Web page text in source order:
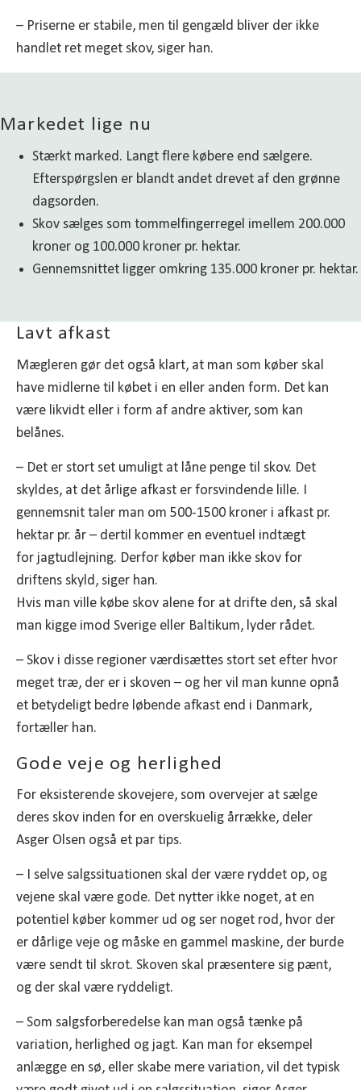
– Priserne er stabile, men til gengæld bliver der ikke
handlet ret meget skov, siger han.
Markedet lige nu
Stærkt marked. Langt flere købere end sælgere.
Efterspørgslen er blandt andet drevet af den grønne
dagsorden.
Skov sælges som tommelfingerregel imellem 200.000
kroner og 100.000 kroner pr. hektar.
Gennemsnittet ligger omkring 135.000 kroner pr. hektar.
Lavt afkast
Mægleren gør det også klart, at man som køber skal
have midlerne til købet i en eller anden form. Det kan
være likvidt eller i form af andre aktiver, som kan
belånes.
– Det er stort set umuligt at låne penge til skov. Det
skyldes, at det årlige afkast er forsvindende lille. I
gennemsnit taler man om 500-1500 kroner i afkast pr.
hektar pr. år – dertil kommer en eventuel indtægt
for jagtudlejning. Derfor køber man ikke skov for
driftens skyld, siger han.
Hvis man ville købe skov alene for at drifte den, så skal
man kigge imod Sverige eller Baltikum, lyder rådet.
– Skov i disse regioner værdisættes stort set efter hvor
meget træ, der er i skoven – og her vil man kunne opnå
et betydeligt bedre løbende afkast end i Danmark,
fortæller han.
Gode veje og herlighed
For eksisterende skovejere, som overvejer at sælge
deres skov inden for en overskuelig årrække, deler
Asger Olsen også et par tips.
– I selve salgssituationen skal der være ryddet op, og
vejene skal være gode. Det nytter ikke noget, at en
potentiel køber kommer ud og ser noget rod, hvor der
er dårlige veje og måske en gammel maskine, der burde
være sendt til skrot. Skoven skal præsentere sig pænt,
og der skal være ryddeligt.
– Som salgsforberedelse kan man også tænke på
variation, herlighed og jagt. Kan man for eksempel
anlægge en sø, eller skabe mere variation, vil det typisk